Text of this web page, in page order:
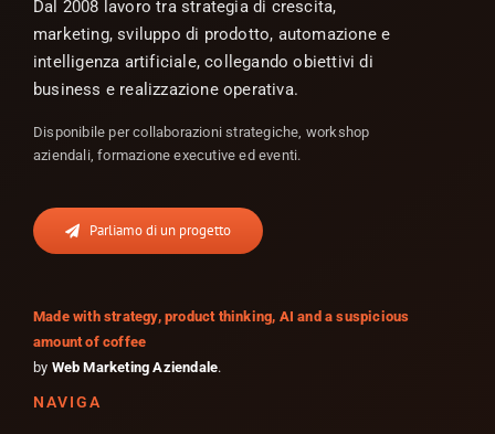
Dal 2008 lavoro tra strategia di crescita,
marketing, sviluppo di prodotto, automazione e
intelligenza artificiale, collegando obiettivi di
business e realizzazione operativa.
Disponibile per collaborazioni strategiche, workshop
aziendali, formazione executive ed eventi.
Parliamo di un progetto
Made with strategy, product thinking, AI and a suspicious
amount of coffee
by Web Marketing Aziendale.
NAVIGA